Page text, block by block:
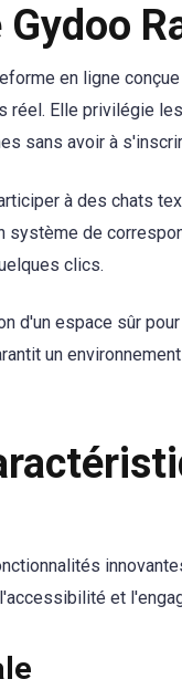
en ligne
réel. Elle privilégie
sans avoir à
à des chats
de
clics.
d'un espace sûr
un
et